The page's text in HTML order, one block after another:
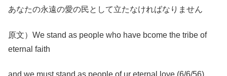
あなたの永遠の愛の民として立たなければなりません
原文）We stand as people who have bcome the tribe of
eternal faith
and we must stand as people of ur eternal love (6/6/56)